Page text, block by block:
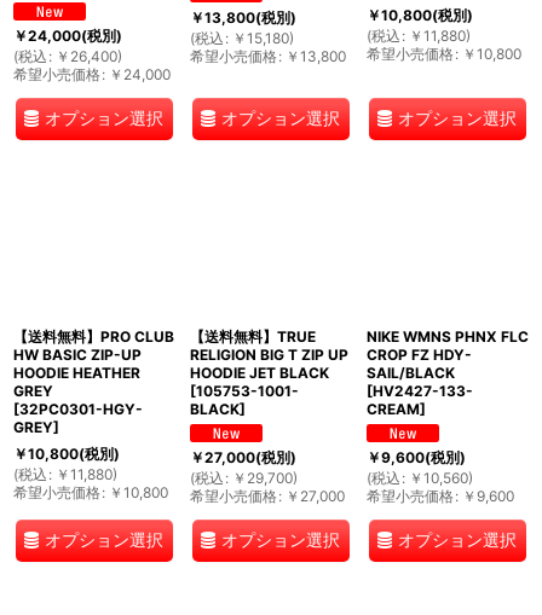
￥24,000(税別)
(税込 : ￥ 26,400)
希望小売価格: ￥ 24,000
オプション選択
￥13,800(税別)
(税込 : ￥ 15,180)
希望小売価格: ￥ 13,800
オプション選択
￥10,800(税別)
(税込 : ￥ 11,880)
希望小売価格: ￥ 10,800
オプション選択
【送料無料】PRO CLUB
HW BASIC ZIP-UP
HOODIE HEATHER
GREY
[32PC0301-HGY-
GREY]
￥10,800(税別)
(税込 : ￥ 11,880)
希望小売価格: ￥ 10,800
オプション選択
【送料無料】TRUE
RELIGION BIG T ZIP UP
HOODIE JET BLACK
[105753-1001-
BLACK]
￥27,000(税別)
(税込 : ￥ 29,700)
希望小売価格: ￥ 27,000
オプション選択
NIKE WMNS PHNX FLC
CROP FZ HDY-
SAIL/BLACK
[HV2427-133-
CREAM]
￥9,600(税別)
(税込 : ￥ 10,560)
希望小売価格: ￥ 9,600
オプション選択